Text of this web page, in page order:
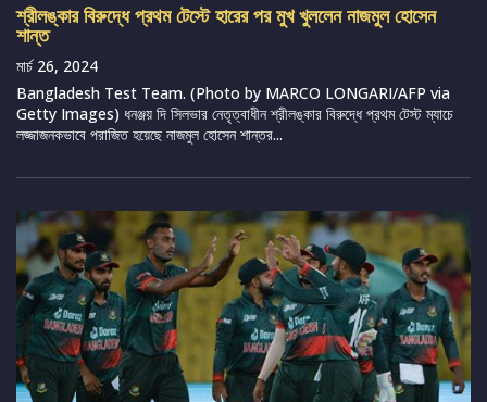
শ্রীলঙ্কার বিরুদ্ধে প্রথম টেস্টে হারের পর মুখ খুললেন নাজমুল হোসেন
শান্ত
মার্চ 26, 2024
Bangladesh Test Team. (Photo by MARCO LONGARI/AFP via
Getty Images) ধনঞ্জয় দি সিলভার নেতৃত্বাধীন শ্রীলঙ্কার বিরুদ্ধে প্রথম টেস্ট ম্যাচে
লজ্জাজনকভাবে পরাজিত হয়েছে নাজমুল হোসেন শান্তর...